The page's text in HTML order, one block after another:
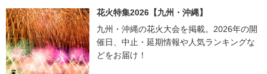
花火特集2026【九州・沖縄】
九州・沖縄の花火大会を掲載。2026年の開
催日、中止・延期情報や人気ランキングな
どをお届け！